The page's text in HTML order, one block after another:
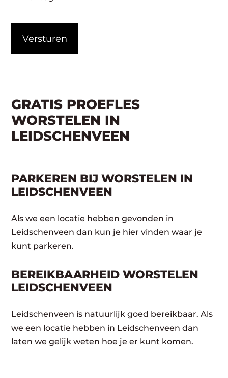
GRATIS PROEFLES
WORSTELEN IN
LEIDSCHENVEEN
PARKEREN BIJ WORSTELEN IN
LEIDSCHENVEEN
Als we een locatie hebben gevonden in
Leidschenveen dan kun je hier vinden waar je
kunt parkeren.
BEREIKBAARHEID WORSTELEN
LEIDSCHENVEEN
Leidschenveen is natuurlijk goed bereikbaar. Als
we een locatie hebben in Leidschenveen dan
laten we gelijk weten hoe je er kunt komen.